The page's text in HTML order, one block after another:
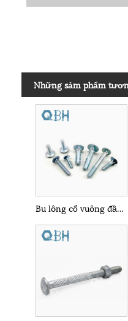
Những sảm phẩm
Bu lông cổ vuông đầu tròn ISO8677